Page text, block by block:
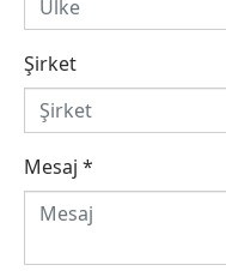
Şirket
Mesaj *